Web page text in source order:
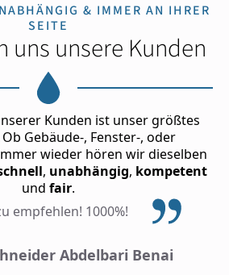
& IMMER AN IHRER
SEITE
uns unsere Kunden
Kunden ist unser größtes
Gebäude-, Fenster-, oder
wieder hören wir dieselben
, unabhängig, kompetent
und fair.
empfehlen! 1000%!
Abdelbari Benai